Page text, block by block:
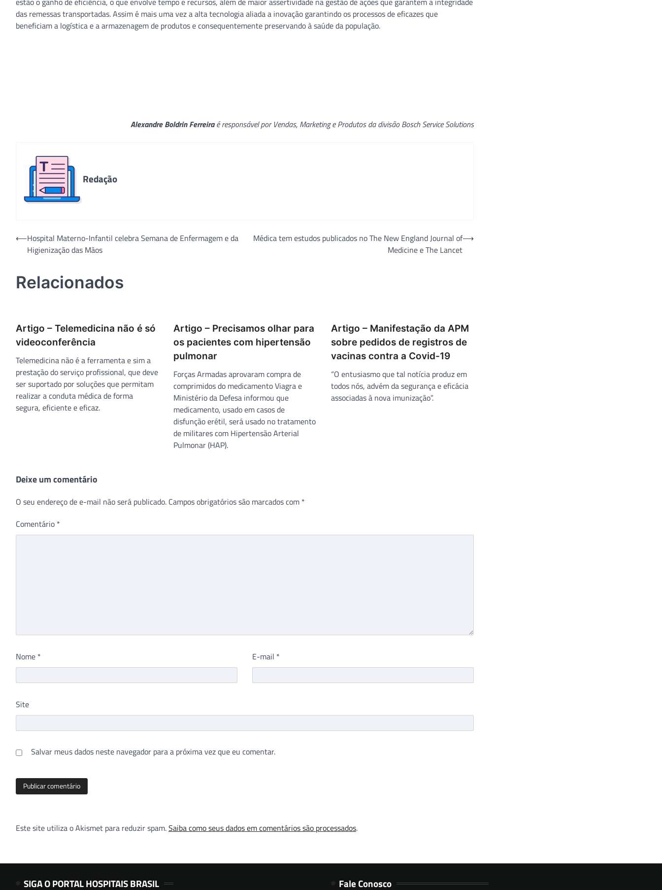
das remessas transportadas. Assim é mais uma vez a alta tecnologia aliada a inovação garantindo os processos de eficazes que
beneficiam a logística e a armazenagem de produtos e consequentemente preservando à saúde da população.
Alexandre Boldrin Ferreiraé responsável por Vendas, Marketing e Produtos da divisão Bosch Service Solutions
Redação
Navegação
⟵Hospital Materno-Infantil celebra Semana de Enfermagem e da
Higienização das Mãos
Médica tem estudos publicados no The New England Journal of
Medicine e The Lancet
⟶
Relacionados
Artigo – Telemedicina não é só
videoconferência
Telemedicina não é a ferramenta e sim a
prestação do serviço profissional, que deve
ser suportado por soluções que permitam
realizar a conduta médica de forma
segura, eficiente e eficaz.
Artigo – Precisamos olhar para
os pacientes com hipertensão
pulmonar
Forças Armadas aprovaram compra de
comprimidos do medicamento Viagra e
Ministério da Defesa informou que
medicamento, usado em casos de
disfunção erétil, será usado no tratamento
de militares com Hipertensão Arterial
Pulmonar (HAP).
Artigo – Manifestação da APM
sobre pedidos de registros de
vacinas contra a Covid-19
“O entusiasmo que tal notícia produz em
todos nós, advém da segurança e eficácia
associadas à nova imunização”.
Deixe um comentário
O seu endereço de e-mail não será publicado. Campos obrigatórios são marcados com *
Comentário *
Nome * E-mail *
Site
Salvar meus dados neste navegador para a próxima vez que eu comentar.
Este site utiliza o Akismet para reduzir spam.Saiba como seus dados em comentários são processados.
SIGA O PORTAL HOSPITAIS BRASIL Fale Conosco